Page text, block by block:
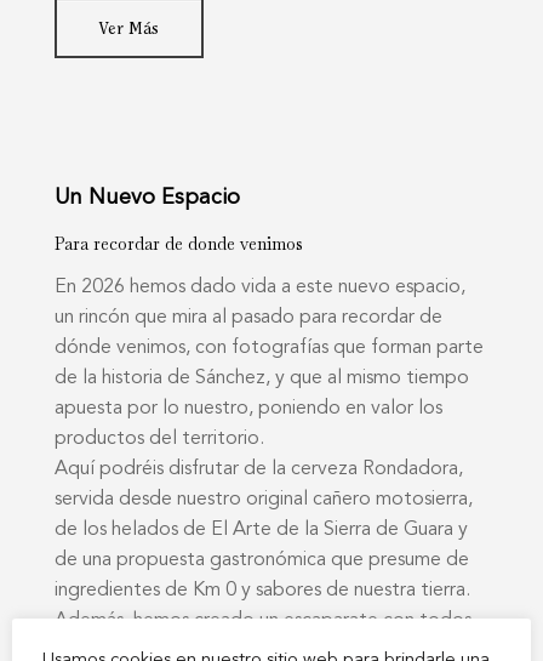
Ver Más
Un Nuevo Espacio
Para recordar de donde venimos
En 2026 hemos dado vida a este nuevo espacio,
un rincón que mira al pasado para recordar de
dónde venimos, con fotografías que forman parte
de la historia de Sánchez, y que al mismo tiempo
apuesta por lo nuestro, poniendo en valor los
productos del territorio.
Aquí podréis disfrutar de la cerveza Rondadora,
servida desde nuestro original cañero motosierra,
de los helados de El Arte de la Sierra de Guara y
de una propuesta gastronómica que presume de
ingredientes de Km 0 y sabores de nuestra tierra.
Además, hemos creado un escaparate con todos
los vinos de nuestra carta, una selección muy
Hotel Sánchez
Habitaciones
Restaurante
Cafetería
Servicios
Localización y
Zona zero BTT